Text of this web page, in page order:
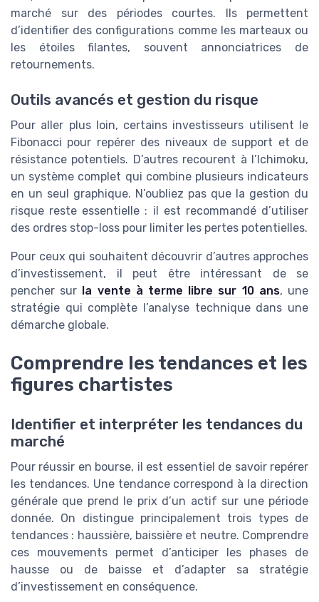
marché sur des périodes courtes. Ils permettent
d’identifier des configurations comme les marteaux ou
les étoiles filantes, souvent annonciatrices de
retournements.
Outils avancés et gestion du risque
Pour aller plus loin, certains investisseurs utilisent le
Fibonacci pour repérer des niveaux de support et de
résistance potentiels. D’autres recourent à l’Ichimoku,
un système complet qui combine plusieurs indicateurs
en un seul graphique. N’oubliez pas que la gestion du
risque reste essentielle : il est recommandé d’utiliser
des ordres stop-loss pour limiter les pertes potentielles.
Pour ceux qui souhaitent découvrir d’autres approches
d’investissement, il peut être intéressant de se
pencher sur la vente à terme libre sur 10 ans, une
stratégie qui complète l’analyse technique dans une
démarche globale.
Comprendre les tendances et les
figures chartistes
Identifier et interpréter les tendances du
marché
Pour réussir en bourse, il est essentiel de savoir repérer
les tendances. Une tendance correspond à la direction
générale que prend le prix d’un actif sur une période
donnée. On distingue principalement trois types de
tendances : haussière, baissière et neutre. Comprendre
ces mouvements permet d’anticiper les phases de
hausse ou de baisse et d’adapter sa stratégie
d’investissement en conséquence.